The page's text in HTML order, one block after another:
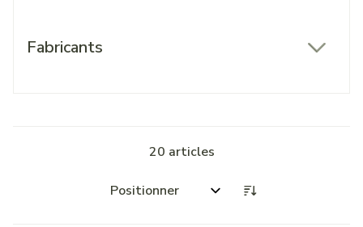
Fabricants
20 articles
Trier par: